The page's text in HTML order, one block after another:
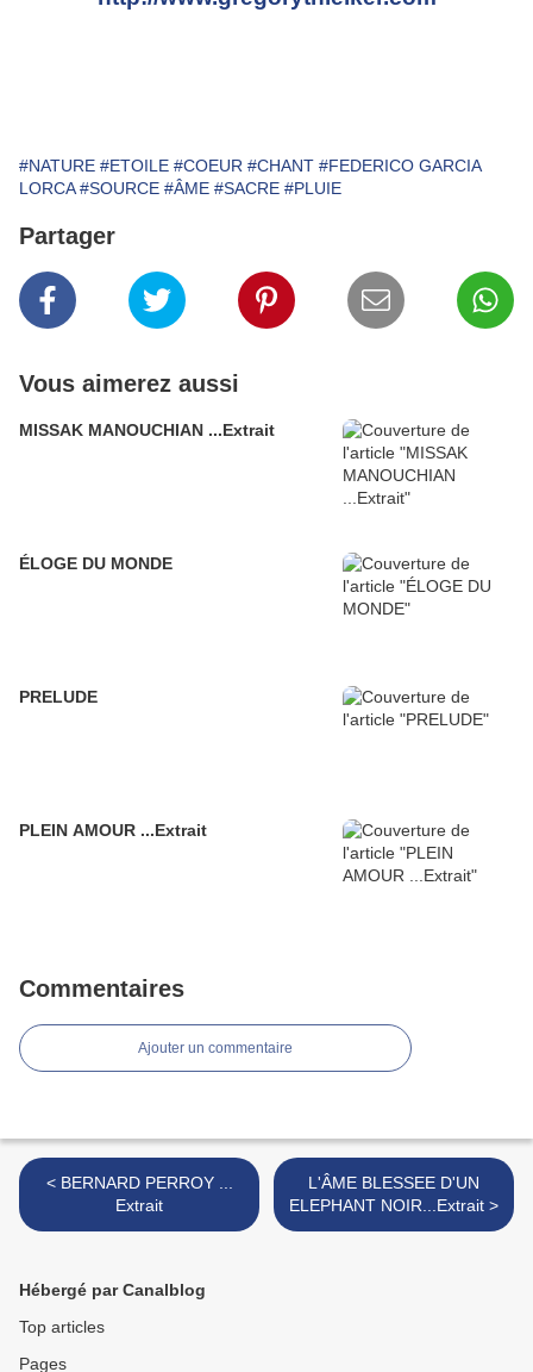
#NATURE #ETOILE #COEUR #CHANT #FEDERICO GARCIA
LORCA #SOURCE #ÂME #SACRE #PLUIE
Partager
Vous aimerez aussi
MISSAK MANOUCHIAN ...Extrait
ÉLOGE DU MONDE
PRELUDE
PLEIN AMOUR ...Extrait
Commentaires
Ajouter un commentaire
< BERNARD PERROY ...
Extrait
L'ÂME BLESSEE D'UN
ELEPHANT NOIR...Extrait >
Hébergé par Canalblog
Top articles
Pages